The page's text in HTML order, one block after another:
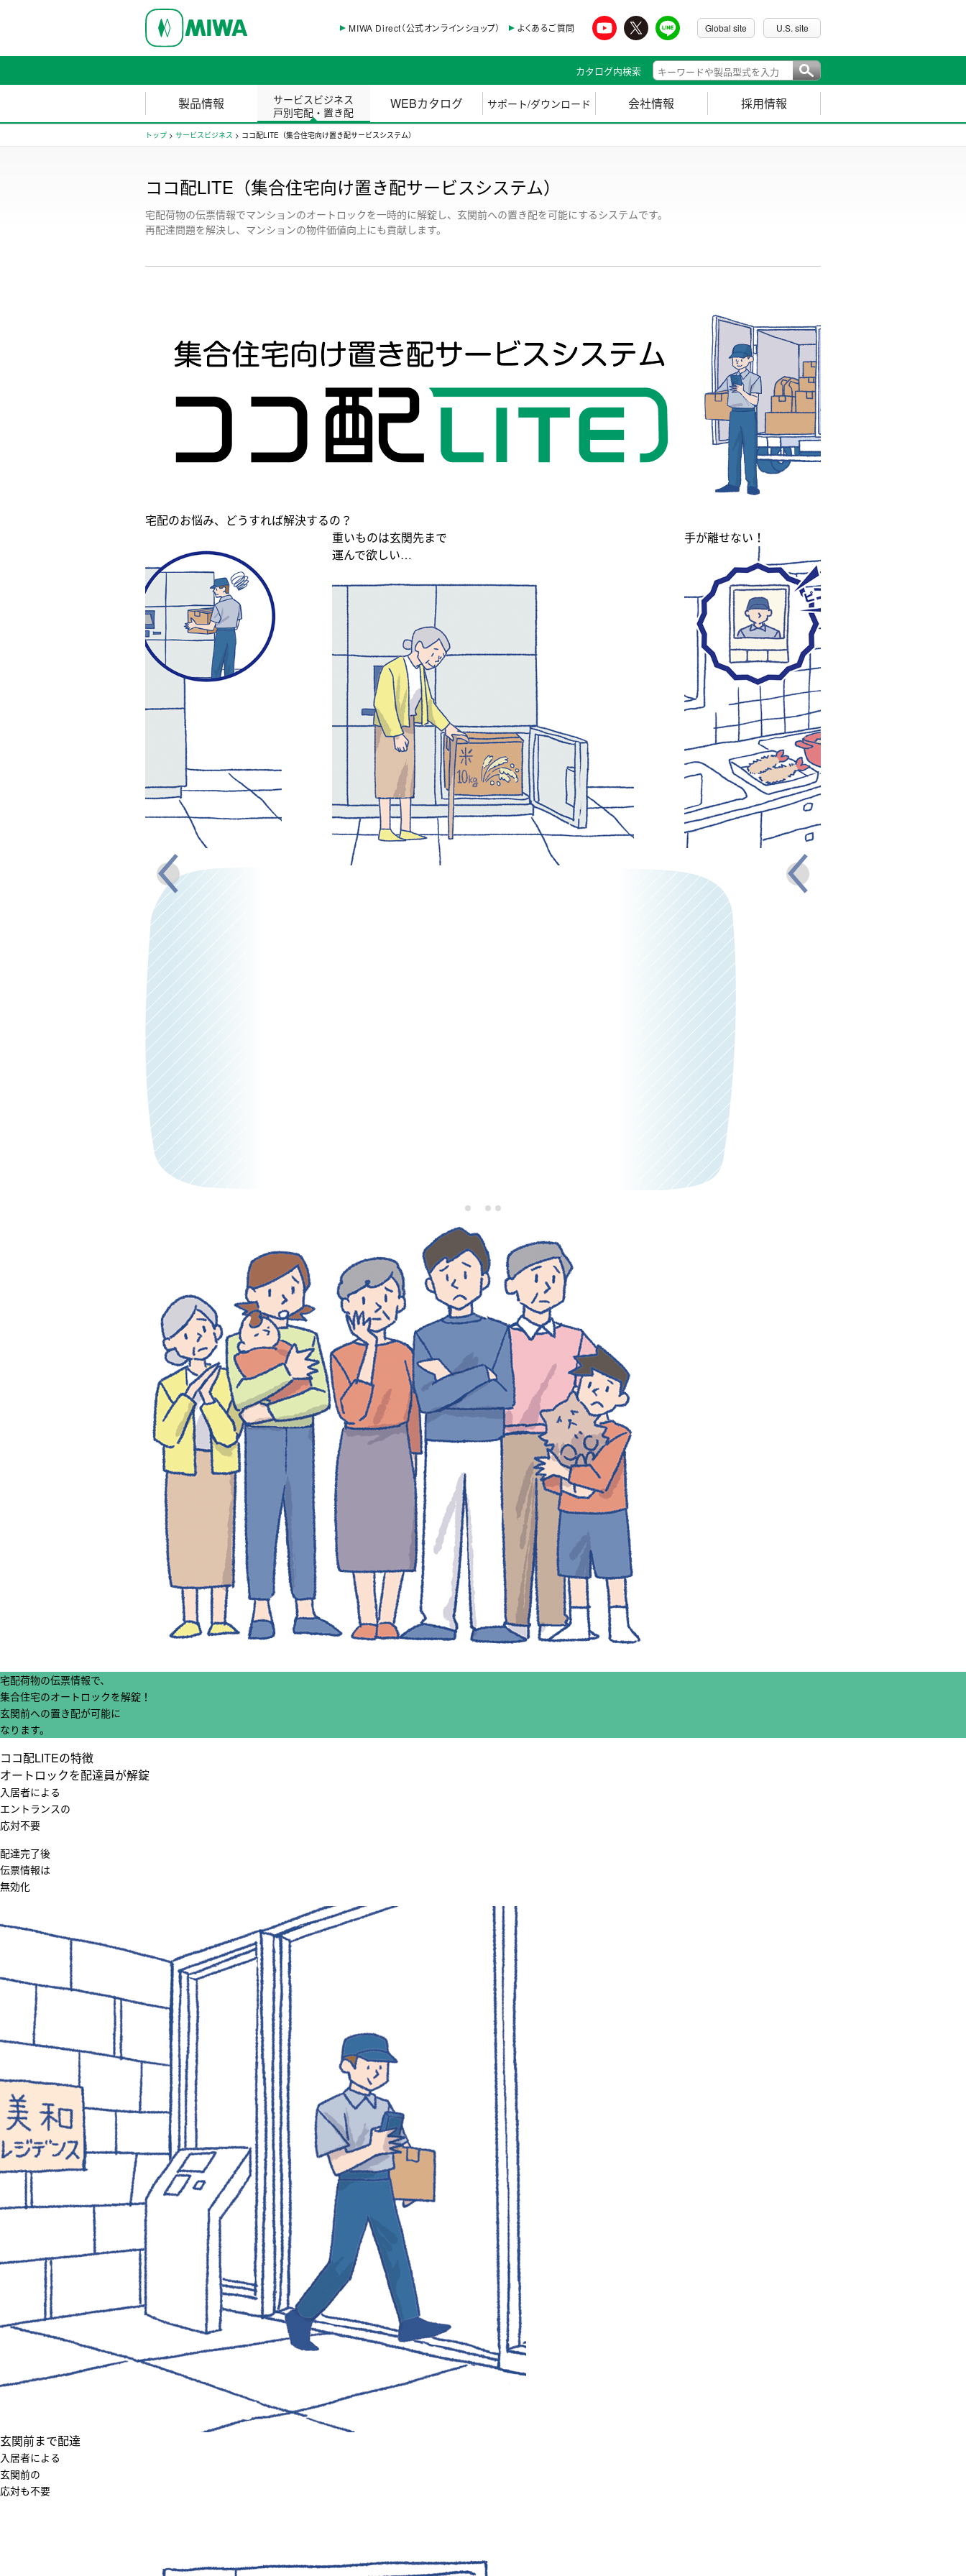
MIWA Direct（公式オンラインショップ） よくあるご質問 Global site U.S. site
カタログ内検索
製品情報
サービスビジネス
戸別宅配・置き配
WEBカタログ サポート/ダウンロード 会社情報 採用情報
トップ > サービスビジネス > ココ配LITE（集合住宅向け置き配サービスシステム）
ココ配LITE（集合住宅向け置き配サービスシステム）
宅配荷物の伝票情報でマンションのオートロックを一時的に解錠し、玄関前への置き配を可能にするシステムです。
再配達問題を解決し、マンションの物件価値向上にも貢献します。
宅配のお悩み、どうすれば解決するの？
手が離せない！
荷物が届くまでは
外出できないな…
宅配荷物の伝票情報で、
集合住宅のオートロックを解錠！
玄関前への置き配が可能に
なります。
ココ配LITEの特徴
オートロックを配達員が解錠
入居者による
エントランスの
応対不要
配達完了後
伝票情報は
無効化
玄関前まで配達
入居者による
玄関前の
応対も不要